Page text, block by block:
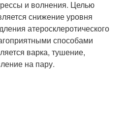
и волнения. Целью
снижение уровня
атеросклеротического
способами
варка, тушение,
на пару.